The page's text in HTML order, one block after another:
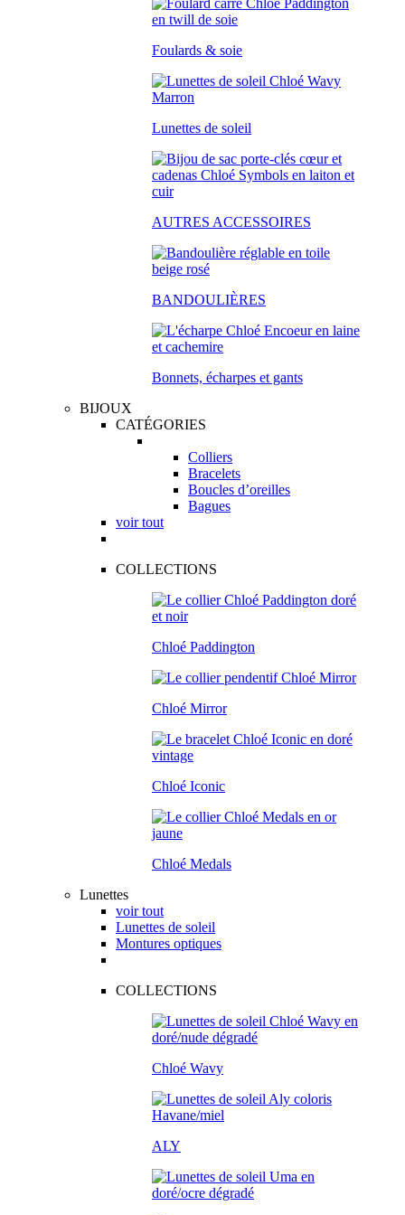
Foulards & soie
Lunettes de soleil
AUTRES ACCESSOIRES
BANDOULIÈRES
Bonnets, écharpes et gants
BIJOUX
CATÉGORIES
Colliers
Bracelets
Boucles d’oreilles
Bagues
voir tout
COLLECTIONS
Chloé Paddington
Chloé Mirror
Chloé Iconic
Chloé Medals
Lunettes
voir tout
Lunettes de soleil
Montures optiques
COLLECTIONS
Chloé Wavy
ALY